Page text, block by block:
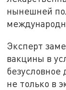
нынешней
Эксперт
вакцины в
не только в